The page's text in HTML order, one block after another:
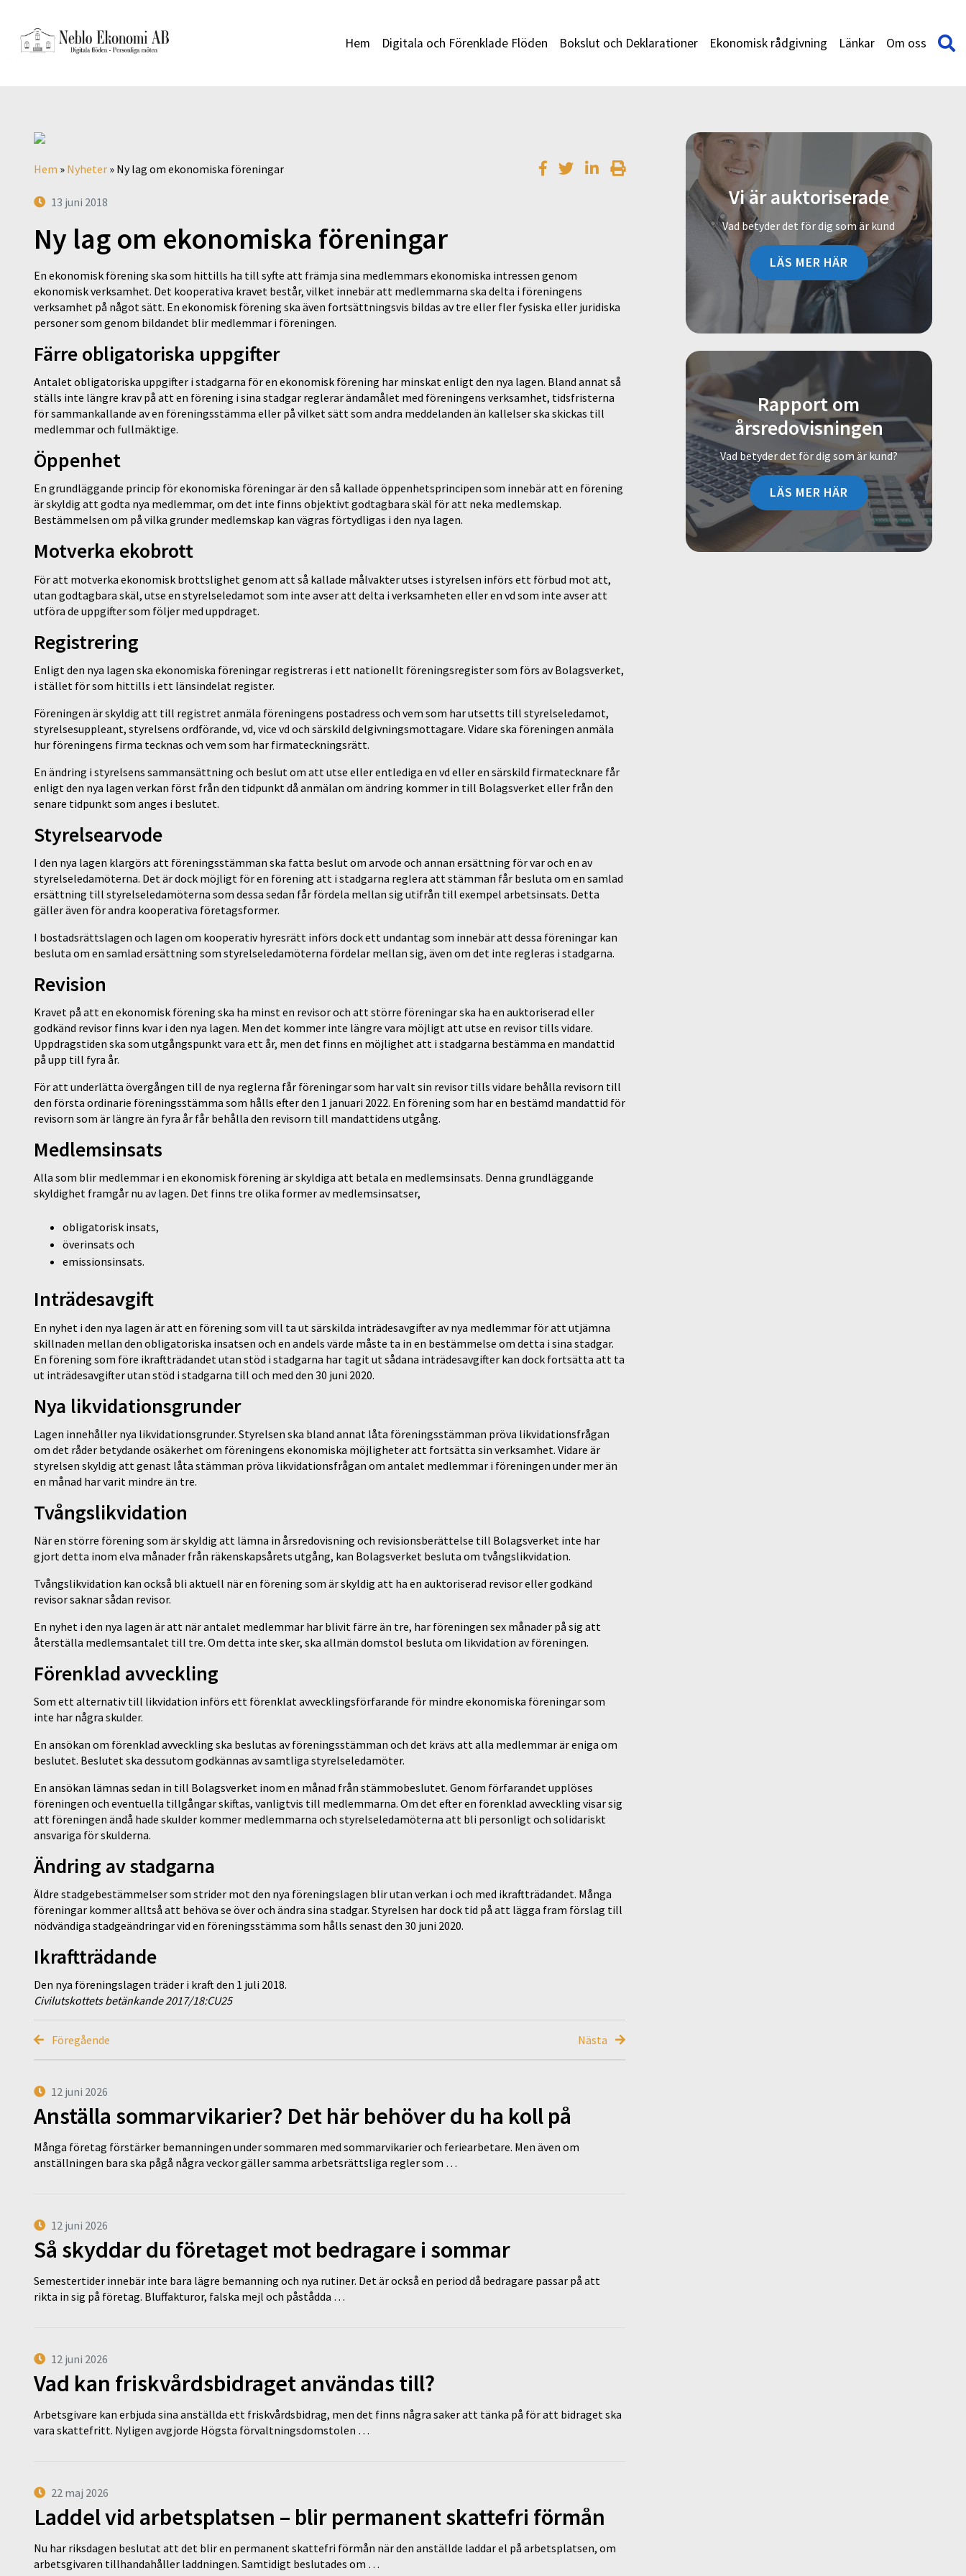
Hem Digitala och Förenklade Flöden Bokslut och Deklarationer Ekonomisk rådgivning Länkar Om oss
Hem » Nyheter » Ny lag om ekonomiska föreningar
13 juni 2018
Ny lag om ekonomiska föreningar
En ekonomisk förening ska som hittills ha till syfte att främja sina medlemmars ekonomiska intressen genom
ekonomisk verksamhet. Det kooperativa kravet består, vilket innebär att medlemmarna ska delta i föreningens
verksamhet på något sätt. En ekonomisk förening ska även fortsättningsvis bildas av tre eller fler fysiska eller juridiska
personer som genom bildandet blir medlemmar i föreningen.
Färre obligatoriska uppgifter
Antalet obligatoriska uppgifter i stadgarna för en ekonomisk förening har minskat enligt den nya lagen. Bland annat så
ställs inte längre krav på att en förening i sina stadgar reglerar ändamålet med föreningens verksamhet, tidsfristerna
för sammankallande av en föreningsstämma eller på vilket sätt som andra meddelanden än kallelser ska skickas till
medlemmar och fullmäktige.
Öppenhet
En grundläggande princip för ekonomiska föreningar är den så kallade öppenhetsprincipen som innebär att en förening
är skyldig att godta nya medlemmar, om det inte finns objektivt godtagbara skäl för att neka medlemskap.
Bestämmelsen om på vilka grunder medlemskap kan vägras förtydligas i den nya lagen.
Motverka ekobrott
För att motverka ekonomisk brottslighet genom att så kallade målvakter utses i styrelsen införs ett förbud mot att,
utan godtagbara skäl, utse en styrelseledamot som inte avser att delta i verksamheten eller en vd som inte avser att
utföra de uppgifter som följer med uppdraget.
Registrering
Enligt den nya lagen ska ekonomiska föreningar registreras i ett nationellt föreningsregister som förs av Bolagsverket,
i stället för som hittills i ett länsindelat register.
Föreningen är skyldig att till registret anmäla föreningens postadress och vem som har utsetts till styrelseledamot,
styrelsesuppleant, styrelsens ordförande, vd, vice vd och särskild delgivningsmottagare. Vidare ska föreningen anmäla
hur föreningens firma tecknas och vem som har firmateckningsrätt.
En ändring i styrelsens sammansättning och beslut om att utse eller entlediga en vd eller en särskild firmatecknare får
enligt den nya lagen verkan först från den tidpunkt då anmälan om ändring kommer in till Bolagsverket eller från den
senare tidpunkt som anges i beslutet.
Styrelsearvode
I den nya lagen klargörs att föreningsstämman ska fatta beslut om arvode och annan ersättning för var och en av
styrelseledamöterna. Det är dock möjligt för en förening att i stadgarna reglera att stämman får besluta om en samlad
ersättning till styrelseledamöterna som dessa sedan får fördela mellan sig utifrån till exempel arbetsinsats. Detta
gäller även för andra kooperativa företagsformer.
I bostadsrättslagen och lagen om kooperativ hyresrätt införs dock ett undantag som innebär att dessa föreningar kan
besluta om en samlad ersättning som styrelseledamöterna fördelar mellan sig, även om det inte regleras i stadgarna.
Revision
Kravet på att en ekonomisk förening ska ha minst en revisor och att större föreningar ska ha en auktoriserad eller
godkänd revisor finns kvar i den nya lagen. Men det kommer inte längre vara möjligt att utse en revisor tills vidare.
Uppdragstiden ska som utgångspunkt vara ett år, men det finns en möjlighet att i stadgarna bestämma en mandattid
på upp till fyra år.
För att underlätta övergången till de nya reglerna får föreningar som har valt sin revisor tills vidare behålla revisorn till
den första ordinarie föreningsstämma som hålls efter den 1 januari 2022. En förening som har en bestämd mandattid för
revisorn som är längre än fyra år får behålla den revisorn till mandattidens utgång.
Medlemsinsats
Alla som blir medlemmar i en ekonomisk förening är skyldiga att betala en medlemsinsats. Denna grundläggande
skyldighet framgår nu av lagen. Det finns tre olika former av medlemsinsatser,
obligatorisk insats,
överinsats och
emissionsinsats.
Inträdesavgift
En nyhet i den nya lagen är att en förening som vill ta ut särskilda inträdesavgifter av nya medlemmar för att utjämna
skillnaden mellan den obligatoriska insatsen och en andels värde måste ta in en bestämmelse om detta i sina stadgar.
En förening som före ikraftträdandet utan stöd i stadgarna har tagit ut sådana inträdesavgifter kan dock fortsätta att ta
ut inträdesavgifter utan stöd i stadgarna till och med den 30 juni 2020.
Nya likvidationsgrunder
Lagen innehåller nya likvidationsgrunder. Styrelsen ska bland annat låta föreningsstämman pröva likvidationsfrågan
om det råder betydande osäkerhet om föreningens ekonomiska möjligheter att fortsätta sin verksamhet. Vidare är
styrelsen skyldig att genast låta stämman pröva likvidationsfrågan om antalet medlemmar i föreningen under mer än
en månad har varit mindre än tre.
Tvångslikvidation
När en större förening som är skyldig att lämna in årsredovisning och revisionsberättelse till Bolagsverket inte har
gjort detta inom elva månader från räkenskapsårets utgång, kan Bolagsverket besluta om tvångslikvidation.
Tvångslikvidation kan också bli aktuell när en förening som är skyldig att ha en auktoriserad revisor eller godkänd
revisor saknar sådan revisor.
En nyhet i den nya lagen är att när antalet medlemmar har blivit färre än tre, har föreningen sex månader på sig att
återställa medlemsantalet till tre. Om detta inte sker, ska allmän domstol besluta om likvidation av föreningen.
Förenklad avveckling
Som ett alternativ till likvidation införs ett förenklat avvecklingsförfarande för mindre ekonomiska föreningar som
inte har några skulder.
En ansökan om förenklad avveckling ska beslutas av föreningsstämman och det krävs att alla medlemmar är eniga om
beslutet. Beslutet ska dessutom godkännas av samtliga styrelseledamöter.
En ansökan lämnas sedan in till Bolagsverket inom en månad från stämmobeslutet. Genom förfarandet upplöses
föreningen och eventuella tillgångar skiftas, vanligtvis till medlemmarna. Om det efter en förenklad avveckling visar sig
att föreningen ändå hade skulder kommer medlemmarna och styrelseledamöterna att bli personligt och solidariskt
ansvariga för skulderna.
Ändring av stadgarna
Äldre stadgebestämmelser som strider mot den nya föreningslagen blir utan verkan i och med ikraftträdandet. Många
föreningar kommer alltså att behöva se över och ändra sina stadgar. Styrelsen har dock tid på att lägga fram förslag till
nödvändiga stadgeändringar vid en föreningsstämma som hålls senast den 30 juni 2020.
Ikraftträdande
Den nya föreningslagen träder i kraft den 1 juli 2018.
Civilutskottets betänkande 2017/18:CU25
Föregående Nästa
12 juni 2026
Anställa sommarvikarier? Det här behöver du ha koll på
Många företag förstärker bemanningen under sommaren med sommarvikarier och feriearbetare. Men även om
anställningen bara ska pågå några veckor gäller samma arbetsrättsliga regler som …
12 juni 2026
Så skyddar du företaget mot bedragare i sommar
Semestertider innebär inte bara lägre bemanning och nya rutiner. Det är också en period då bedragare passar på att
rikta in sig på företag. Bluffakturor, falska mejl och påstådda …
12 juni 2026
Vad kan friskvårdsbidraget användas till?
Arbetsgivare kan erbjuda sina anställda ett friskvårdsbidrag, men det finns några saker att tänka på för att bidraget ska
vara skattefritt. Nyligen avgjorde Högsta förvaltningsdomstolen …
22 maj 2026
Laddel vid arbetsplatsen – blir permanent skattefri förmån
Nu har riksdagen beslutat att det blir en permanent skattefri förmån när den anställde laddar el på arbetsplatsen, om
arbetsgivaren tillhandahåller laddningen. Samtidigt beslutades om …
Vi är auktoriserade
Vad betyder det för dig som är kund
LÄS MER HÄR
Rapport om
årsredovisningen
Vad betyder det för dig som är kund?
LÄS MER HÄR